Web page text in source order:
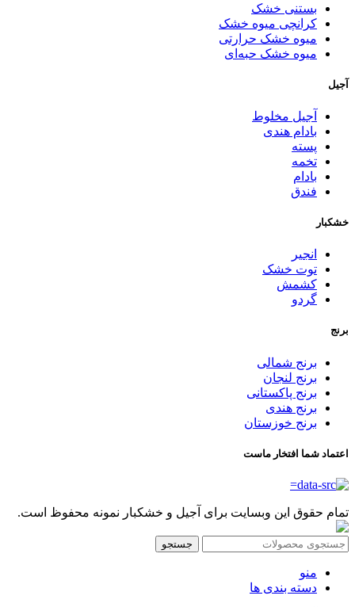
بستنی خشک
کرانچی میوه خشک
میوه خشک حرارتی
میوه خشک حبه‌ای
آجیل
آجیل مخلوط
بادام هندی
پسته
تخمه
بادام
فندق
خشکبار
انجیر
توت خشک
کشمش
گردو
برنج
برنج شمالی
برنج لنجان
برنج پاکستانی
برنج هندی
برنج خوزستان
اعتماد شما افتخار ماست
تمام حقوق این وبسایت برای آجیل و خشکبار نمونه محفوظ است.
جستجو
منو
دسته بندی ها